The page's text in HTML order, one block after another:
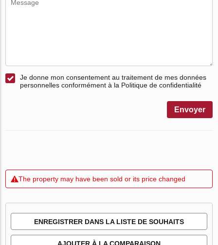
Je donne mon consentement au traitement de mes données
personnelles conformément à la Politique de confidentialité
Envoyer
The property may have been sold or its price changed
ENREGISTRER DANS LA LISTE DE SOUHAITS
AJOUTER À LA COMPARAISON